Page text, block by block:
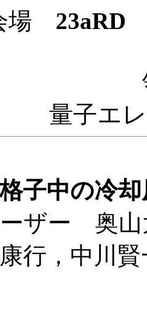
場 23aRD
量子エ
子中の冷
ザー 奥山
行，中川賢